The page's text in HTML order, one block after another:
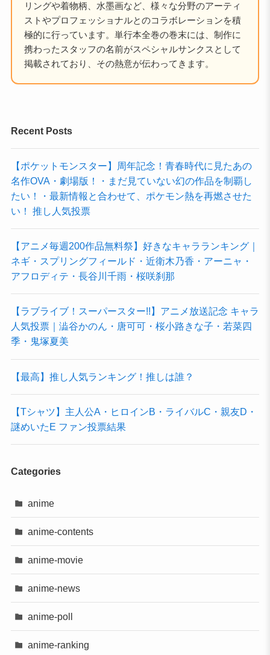
リングや着物柄、水墨画など、様々な分野のアーティ
ストやプロフェッショナルとのコラボレーションを積
極的に行っています。単行本全巻の巻末には、制作に
携わったスタッフの名前がスペシャルサンクスとして
掲載されており、その熱意が伝わってきます。
Recent Posts
【ポケットモンスター】周年記念！青春時代に見たあの
名作OVA・劇場版！・まだ見ていない幻の作品を制覇し
たい！・最新情報と合わせて、ポケモン熱を再燃させた
い！ 推し人気投票
【アニメ毎週200作品無料祭】好きなキャラランキング｜
ネギ・スプリングフィールド・近衛木乃香・アーニャ・
アフロディテ・長谷川千雨・桜咲刹那
【ラブライブ！スーパースター!!】アニメ放送記念 キャラ
人気投票｜澁谷かのん・唐可可・桜小路きな子・若菜四
季・鬼塚夏美
【最高】推し人気ランキング！推しは誰？
【Tシャツ】主人公A・ヒロインB・ライバルC・親友D・
謎めいたE ファン投票結果
Categories
anime
anime-contents
anime-movie
anime-news
anime-poll
anime-ranking